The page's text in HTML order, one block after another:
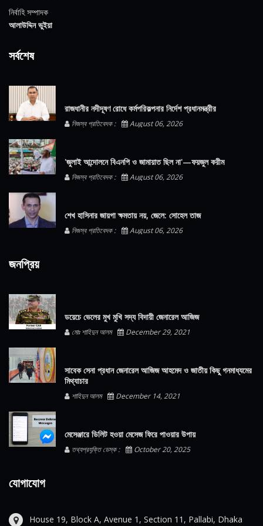
নির্বাহি সম্পাদক
আলাউদ্দিন ভুইয়া
সর্বশেষ
রাজধানীর নদীদূষণ রোধে কর্মপরিকল্পনার নির্দেশ প্রধানমন্ত্রীর
নিজস্ব প্রতিবেদক : August 06, 2026
'জুলাই আন্দোলনে বিএনপি ও জামায়াত ছিল না'—ফয়জুল করীম
নিজস্ব প্রতিবেদক : August 06, 2026
শেখ হাসিনার জায়গা ক্ষমতায় নয়, জেলে: সোহেল তাজ
নিজস্ব প্রতিবেদক : August 06, 2026
জনপ্রিয়
ডয়েচে ভেলের মুখ মুখি সদ্য বিদায়ী জেনারেল আজিজ
মোঃ শাহিদুন আলম December 29, 2021
সাবেক সেনা প্রধান জেনারেল আজিজ আহমেদ ও জাতীয় কিছু গনমাধ্যমের
মিথ্যাচার
শাহিদুন আলম December 14, 2021
মেসেঞ্জারে ডিলিট হওয়া মেসেজ ফিরে পাওয়ার উপায়
তথ্যপ্রযুক্তি ডেস্ক : October 20, 2025
যোগাযোগ
House 19, Block A, Avenue 1, Section 11, Pallabi, Dhaka